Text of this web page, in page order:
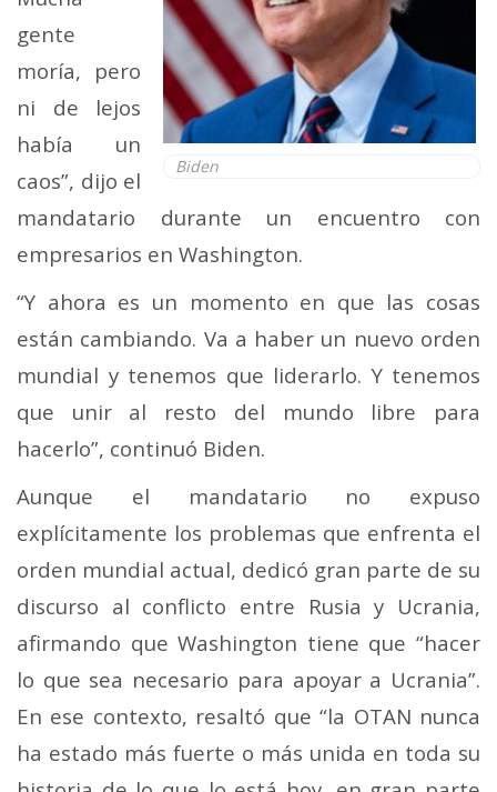
Biden
gente
moría, pero
ni de lejos
había un
caos”, dijo el
mandatario durante un encuentro con
empresarios en Washington.
“Y ahora es un momento en que las cosas
están cambiando. Va a haber un nuevo orden
mundial y tenemos que liderarlo. Y tenemos
que unir al resto del mundo libre para
hacerlo”, continuó Biden.
Aunque el mandatario no expuso
explícitamente los problemas que enfrenta el
orden mundial actual, dedicó gran parte de su
discurso al conflicto entre Rusia y Ucrania,
afirmando que Washington tiene que “hacer
lo que sea necesario para apoyar a Ucrania”.
En ese contexto, resaltó que “la OTAN nunca
ha estado más fuerte o más unida en toda su